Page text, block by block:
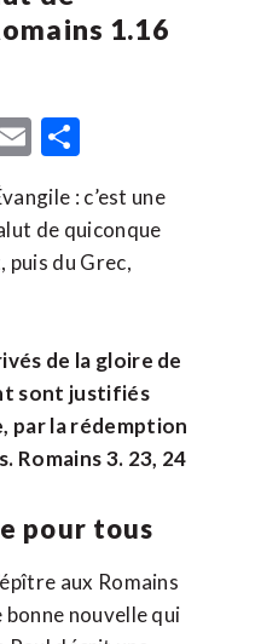
1.16
Email
: c’est une
de quiconque
du Grec,
de la gloire de
sont justifiés
par la rédemption
Romains 3. 23, 24
pour tous
aux Romains
nouvelle qui